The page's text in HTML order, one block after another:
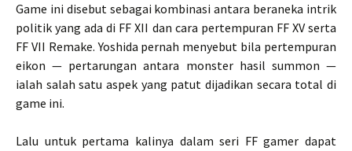
Game ini disebut sebagai kombinasi antara beraneka intrik
politik yang ada di FF XII dan cara pertempuran FF XV serta
FF VII Remake. Yoshida pernah menyebut bila pertempuran
eikon — pertarungan antara monster hasil summon —
ialah salah satu aspek yang patut dijadikan secara total di
game ini.
Lalu untuk pertama kalinya dalam seri FF gamer dapat